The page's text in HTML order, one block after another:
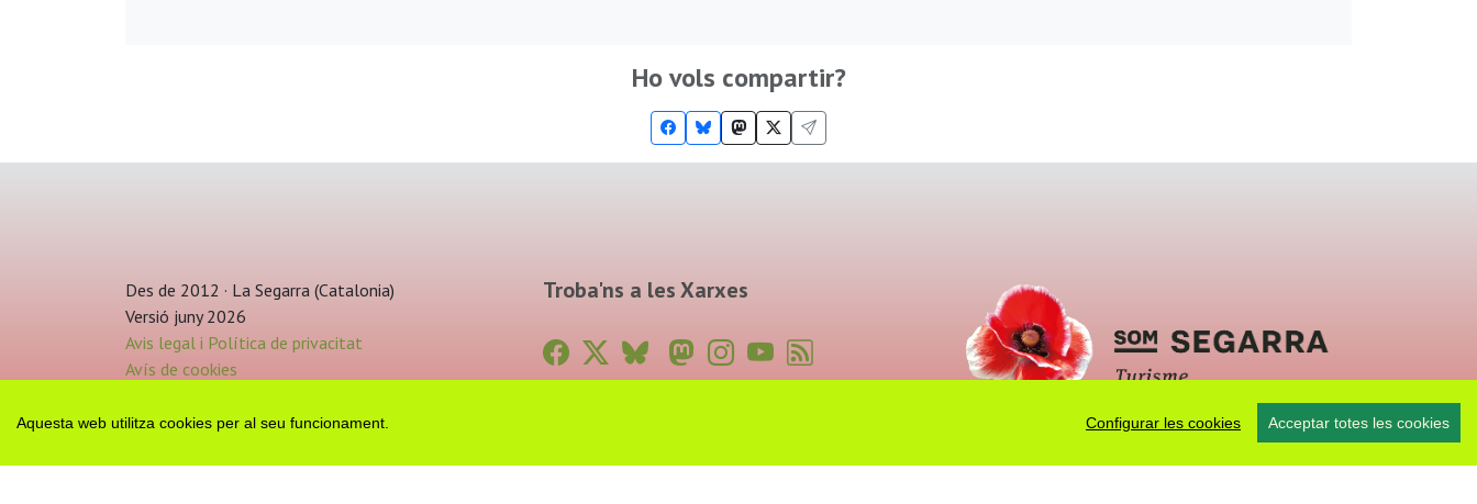
Aquesta web utilitza cookies per al seu funcionament. Configurar les cookies Acceptar totes les cookies
Ho vols compartir?
Des de 2012 · La Segarra (Catalonia)
Versió juny 2026
Avis legal i Política de privacitat
Avís de cookies
Mapa web| Contactar
Troba'ns a les Xarxes